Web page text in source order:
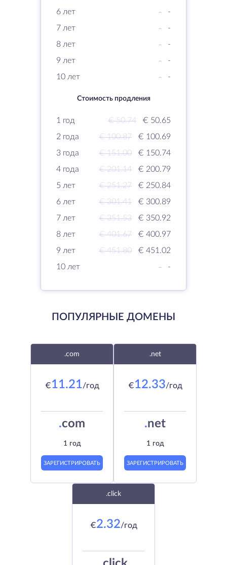
6 лет
-
-
7 лет
-
-
8 лет
-
-
9 лет
-
-
10 лет
- -
Стоимость продления
1 год € 50.74
€ 50.65
2 года
€ 100.87
€ 100.69
3 года
€ 151.00
€ 150.74
4 года
€ 201.14
€ 200.79
5 лет
€ 251.27
€ 250.84
6 лет
€ 301.41
€ 300.89
7 лет
€ 351.53
€ 350.92
8 лет
€ 401.67
€ 400.97
9 лет
€ 451.80
€ 451.02
10 лет
- -
ПОПУЛЯРНЫЕ ДОМЕНЫ
.com
€11.21/год
.com
1 год
ЗАРЕГИСТРИРОВАТЬ
.net
€12.33/год
.net
1 год
ЗАРЕГИСТРИРОВАТЬ
.click
€2.32/год